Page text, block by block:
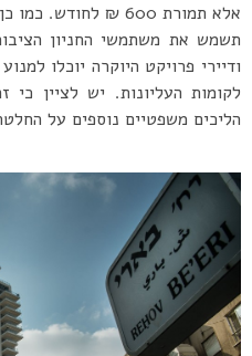
אלא תמורת 600 ₪
תשמש את משתמשי החניון
ודיירי פרויקט היוקרה יוכלו
לקומות העליונות. יש לציין
הליכים משפטיים נוספים על